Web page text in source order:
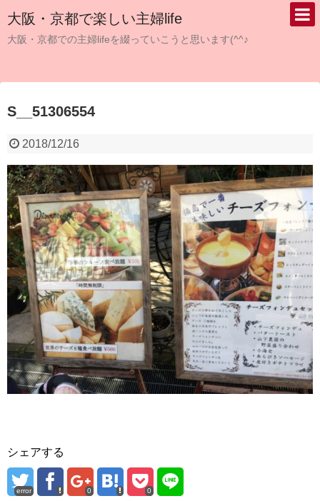
大阪・京都で楽しい主婦life
大阪・京都での主婦lifeを綴っていこうと思います(^^♪
S__51306554
2018/12/16
シェアする
error 0 0